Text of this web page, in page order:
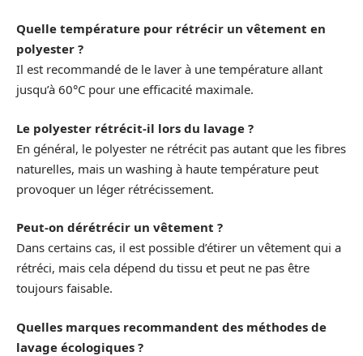
Quelle température pour rétrécir un vêtement en
polyester ?
Il est recommandé de le laver à une température allant
jusqu’à 60°C pour une efficacité maximale.
Le polyester rétrécit-il lors du lavage ?
En général, le polyester ne rétrécit pas autant que les fibres
naturelles, mais un washing à haute température peut
provoquer un léger rétrécissement.
Peut-on dérétrécir un vêtement ?
Dans certains cas, il est possible d’étirer un vêtement qui a
rétréci, mais cela dépend du tissu et peut ne pas être
toujours faisable.
Quelles marques recommandent des méthodes de
lavage écologiques ?